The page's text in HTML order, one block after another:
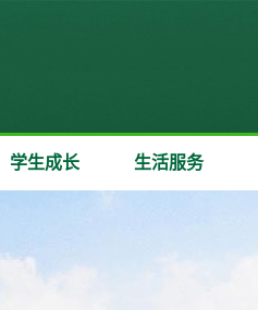
学生成长 生活服务